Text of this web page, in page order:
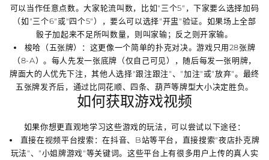
可以当作任意点数。大家轮流叫数，比如"三个5"，下家要么选择加码
（如"三个6"或"四个5"），要么可以选择"开盅"验证。如果场上全部
骰子加起来不足所叫数量，则叫家输；反之则开家输。
梭哈（五张牌）
：这更像一个简单的扑克对决。游戏只用28张牌
（8-A）。每人先发一张底牌（仅自己可见），随后每发一张明牌，
牌面大的人优先下注，其他人选择"跟注跟注"、"加注"或"放弃"。最终
五张牌发齐后，通过比同花顺、四条、葫芦等牌型大小决定胜负。
如何获取游戏视频
如果你想更直观地学习这些游戏的玩法，可以尝试以下途径：
直接在视频平台搜索：在抖音、B站等平台，直接搜索"夜店扑克牌
玩法"、"小姐牌游戏"等关键词。这些平台上有很多用户上传的真人实